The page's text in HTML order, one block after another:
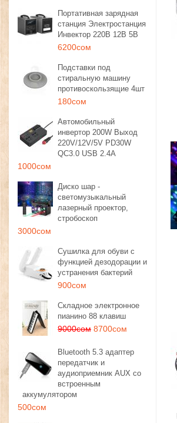
Портативная зарядная
станция Электростанция
Инвектор 220В 12В 5В
6200сом
Подставки под
стиральную машину
противоскользящие 4шт
180сом
Автомобильный
инвертор 200W Выход
220V/12V/5V PD30W
QC3.0 USB 2.4A
1000сом
Диско шар -
светомузыкальный
лазерный проектор,
стробоскоп
3000сом
Сушилка для обуви с
функцией дезодорации и
устранения бактерий
900сом
Складное электронное
пианино 88 клавиш
9000сом 8700сом
Bluetooth 5.3 адаптер
передатчик и
аудиоприемник AUX со
встроенным
аккумулятором
500сом